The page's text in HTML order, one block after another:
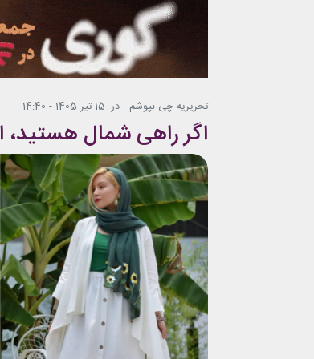
تحریریه چی بپوشم در 15 تیر 1405 - 14:40
اگر راهی شمال هستید،